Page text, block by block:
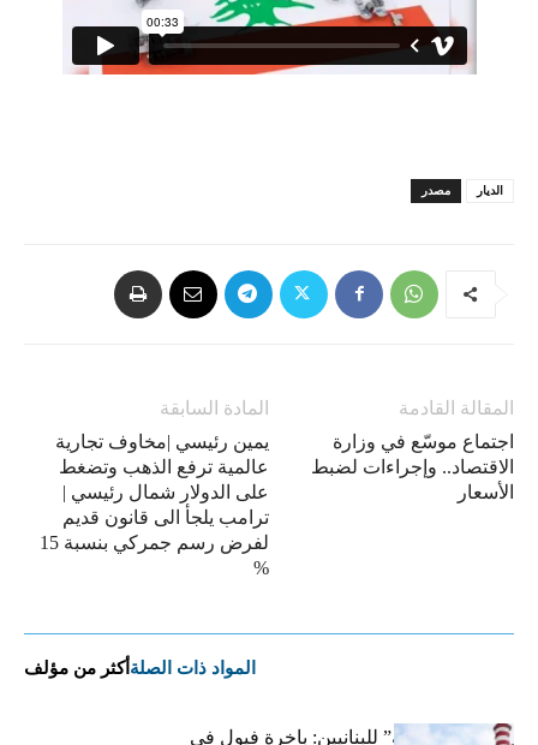
مصدر الديار
المادة السابقة
يمين رئيسي |مخاوف تجارية
عالمية ترفع الذهب وتضغط
على الدولار شمال رئيسي |
ترامب يلجأ الى قانون قديم
لفرض رسم جمركي بنسبة 15
%
المقالة القادمة
اجتماع موسّع في وزارة
الاقتصاد.. وإجراءات لضبط
الأسعار
المواد ذات الصلة أكثر من مؤلف
بشرى “كهربائية” للبنانيين: باخرة فيول في